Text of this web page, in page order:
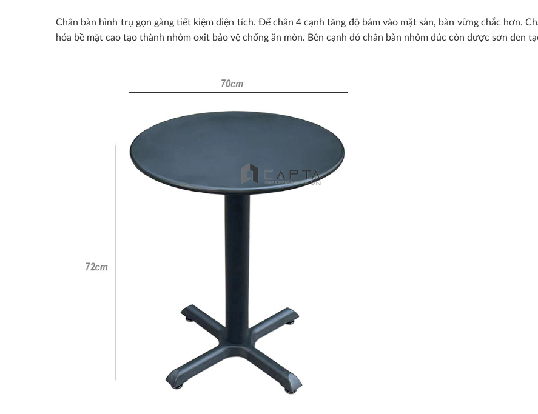
Chân bàn hình trụ gọn gàng tiết kiệm diện tích. Đế chân 4 cạnh tăng độ bám vào mặt sàn, bàn vững chắc hơn.
hóa bề mặt cao tạo thành nhôm oxit bảo vệ chống ăn mòn. Bên cạnh đó chân bàn nhôm đúc còn được sơn đen